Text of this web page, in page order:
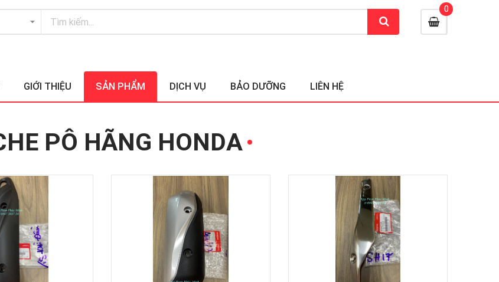
0
GIỚI THIỆU SẢN PHẨM DỊCH VỤ BẢO DƯỠNG LIÊN HỆ
PÔ HÃNG HONDA